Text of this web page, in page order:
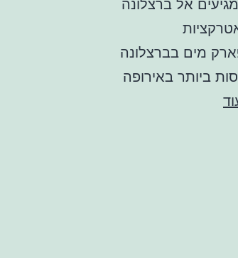
אל ברצלונה
מים בברצלונה
ביותר באירופה
פארק